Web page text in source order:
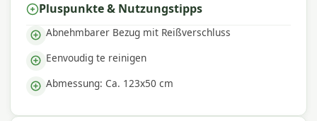
Pluspunkte & Nutzungstipps
Abnehmbarer Bezug mit Reißverschluss
Eenvoudig te reinigen
Abmessung: Ca. 123x50 cm